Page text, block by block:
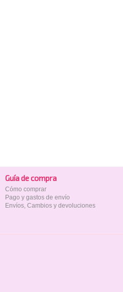
Guía de compra
Cómo comprar
Pago y gastos de envío
Envíos, Cambios y devoluciones